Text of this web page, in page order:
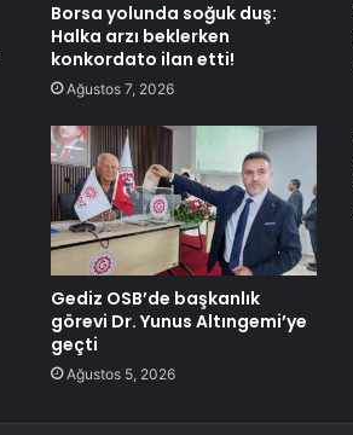
Borsa yolunda soğuk duş:
Halka arzı beklerken
konkordato ilan etti!
Ağustos 7, 2026
Gediz OSB’de başkanlık
görevi Dr. Yunus Altıngemi’ye
geçti
Ağustos 5, 2026